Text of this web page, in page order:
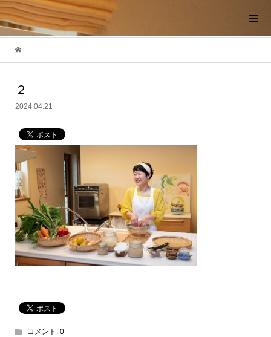
２
2024.04.21
コメント: 0